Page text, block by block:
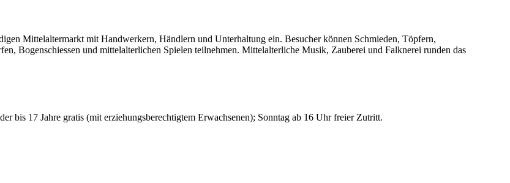
Mittelaltermarkt mit Handwerkern, Händlern und Unterhaltung ein. Besucher können Schmieden, Töpfern,
Bogenschiessen und mittelalterlichen Spielen teilnehmen. Mittelalterliche Musik, Zauberei und Falknerei runden das
bis 17 Jahre gratis (mit erziehungsberechtigtem Erwachsenen); Sonntag ab 16 Uhr freier Zutritt.